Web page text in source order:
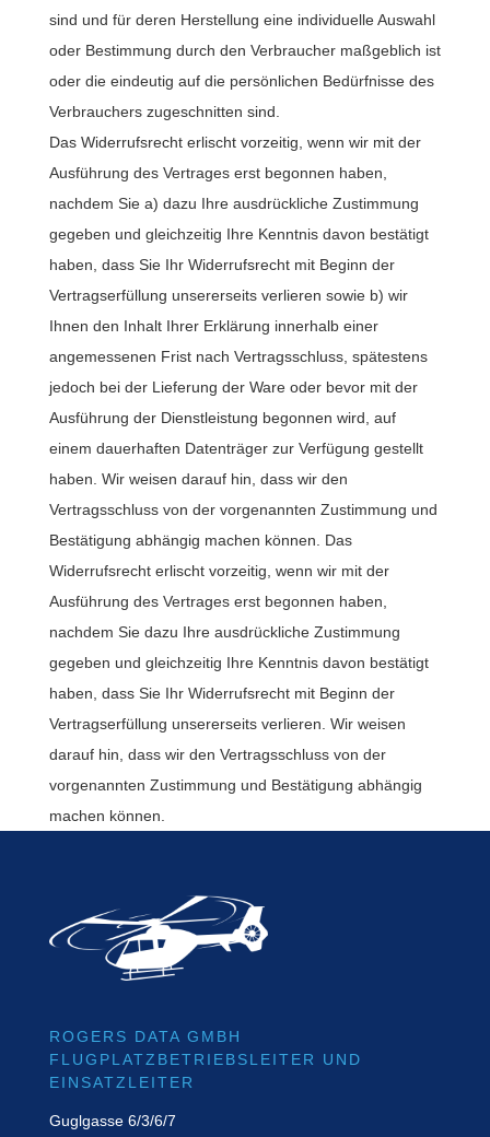
sind und für deren Herstellung eine individuelle Auswahl
oder Bestimmung durch den Verbraucher maßgeblich ist
oder die eindeutig auf die persönlichen Bedürfnisse des
Verbrauchers zugeschnitten sind.
Das Widerrufsrecht erlischt vorzeitig, wenn wir mit der
Ausführung des Vertrages erst begonnen haben,
nachdem Sie a) dazu Ihre ausdrückliche Zustimmung
gegeben und gleichzeitig Ihre Kenntnis davon bestätigt
haben, dass Sie Ihr Widerrufsrecht mit Beginn der
Vertragserfüllung unsererseits verlieren sowie b) wir
Ihnen den Inhalt Ihrer Erklärung innerhalb einer
angemessenen Frist nach Vertragsschluss, spätestens
jedoch bei der Lieferung der Ware oder bevor mit der
Ausführung der Dienstleistung begonnen wird, auf
einem dauerhaften Datenträger zur Verfügung gestellt
haben. Wir weisen darauf hin, dass wir den
Vertragsschluss von der vorgenannten Zustimmung und
Bestätigung abhängig machen können. Das
Widerrufsrecht erlischt vorzeitig, wenn wir mit der
Ausführung des Vertrages erst begonnen haben,
nachdem Sie dazu Ihre ausdrückliche Zustimmung
gegeben und gleichzeitig Ihre Kenntnis davon bestätigt
haben, dass Sie Ihr Widerrufsrecht mit Beginn der
Vertragserfüllung unsererseits verlieren. Wir weisen
darauf hin, dass wir den Vertragsschluss von der
vorgenannten Zustimmung und Bestätigung abhängig
machen können.
ROGERS DATA GMBH
FLUGPLATZBETRIEBSLEITER UND
EINSATZLEITER
Guglgasse 6/3/6/7